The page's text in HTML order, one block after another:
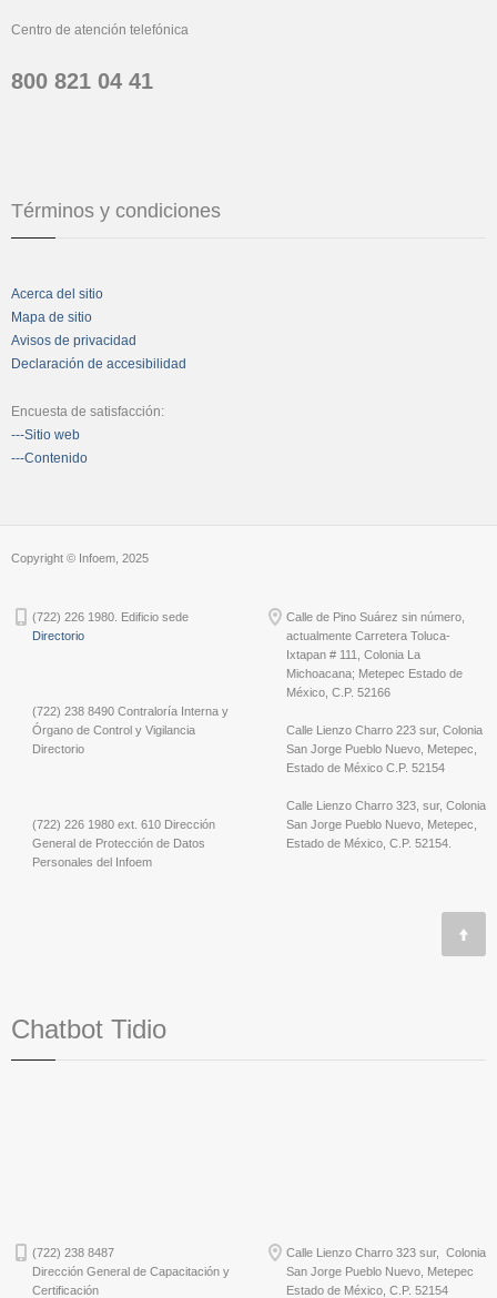
Centro de atención telefónica
800 821 04 41
Términos y condiciones
Acerca del sitio
Mapa de sitio
Avisos de privacidad
Declaración de accesibilidad
Encuesta de satisfacción:
---Sitio web
---Contenido
Copyright © Infoem, 2025
(722) 226 1980. Edificio sede
Directorio
(722) 238 8490 Contraloría Interna y
Órgano de Control y Vigilancia
Directorio
(722) 226 1980 ext. 610 Dirección
General de Protección de Datos
Personales del Infoem
Calle de Pino Suárez sin número,
actualmente Carretera Toluca-
Ixtapan # 111, Colonia La
Michoacana; Metepec Estado de
México, C.P. 52166
Calle Lienzo Charro 223 sur, Colonia
San Jorge Pueblo Nuevo, Metepec,
Estado de México C.P. 52154
Calle Lienzo Charro 323, sur, Colonia
San Jorge Pueblo Nuevo, Metepec,
Estado de México, C.P. 52154.
Chatbot Tidio
(722) 238 8487
Dirección General de Capacitación y
Certificación
Calle Lienzo Charro 323 sur, Colonia
San Jorge Pueblo Nuevo, Metepec
Estado de México, C.P. 52154